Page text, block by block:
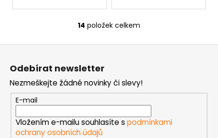
O
v
a
c
í
p
r
14 položek celkem
Z
Odebírat newsletter
Nezmeškejte žádné novinky či slevy!
E-mail
Vložením e-mailu souhlasíte s podmínkami
ochrany osobních údajů